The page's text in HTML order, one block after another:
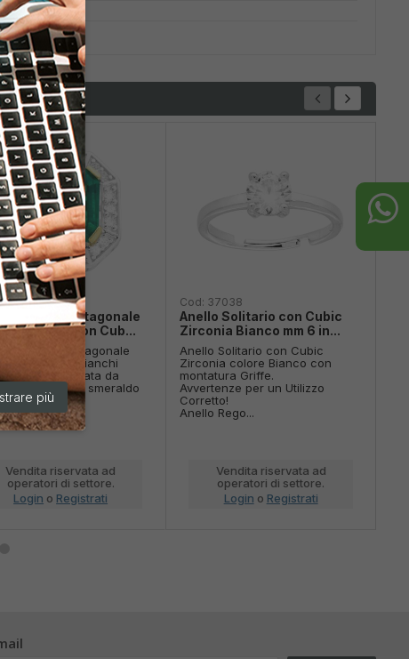
Solitario Ottagonale
Smeraldo con Cub...
con cassa ottagonale
zirconia bianchi
sormontata da
zirconia verde smeraldo
...
Vendita riservata ad
operatori di settore.
Login o Registrati
Cod: 37038
Anello Solitario con Cubic
Zirconia Bianco mm 6 in...
Anello Solitario con Cubic
Zirconia colore Bianco con
montatura Griffe.
Avvertenze per un Utilizzo
Corretto!
Anello Rego...
Vendita riservata ad
operatori di settore.
Login o Registrati
più